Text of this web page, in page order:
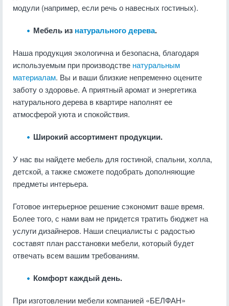
модули (например, если речь о навесных гостиных).
Мебель из натурального дерева.
Наша продукция экологична и безопасна, благодаря
используемым при производстве натуральным
материалам. Вы и ваши близкие непременно оцените
заботу о здоровье. А приятный аромат и энергетика
натурального дерева в квартире наполнят ее
атмосферой уюта и спокойствия.
Широкий ассортимент продукции.
У нас вы найдете мебель для гостиной, спальни, холла,
детской, а также сможете подобрать дополняющие
предметы интерьера.
Готовое интерьерное решение сэкономит ваше время.
Более того, с нами вам не придется тратить бюджет на
услуги дизайнеров. Наши специалисты с радостью
составят план расстановки мебели, который будет
отвечать всем вашим требованиям.
Комфорт каждый день.
При изготовлении мебели компанией «БЕЛФАН»